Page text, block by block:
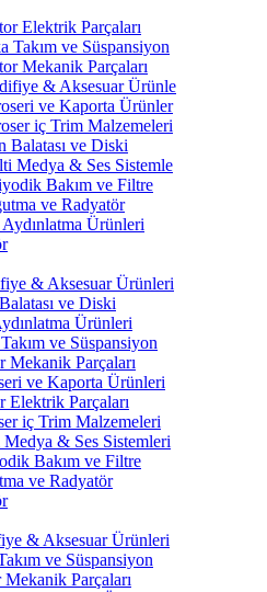
Elektrik Parçaları
Takım ve Süspansiyon
Mekanik Parçaları
& Aksesuar Ürünle
ve Kaporta Ürünler
iç Trim Malzemeleri
Balatası ve Diski
Medya & Ses Sistemle
Bakım ve Filtre
ve Radyatör
Ürünleri
& Aksesuar Ürünleri
ve Diski
Ürünleri
ve Süspansiyon
Mekanik Parçaları
ve Kaporta Ürünleri
Elektrik Parçaları
iç Trim Malzemeleri
& Ses Sistemleri
Bakım ve Filtre
ve Radyatör
& Aksesuar Ürünleri
ve Süspansiyon
Parçaları